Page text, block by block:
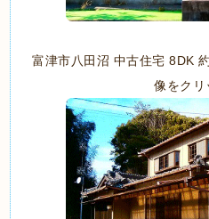
富津市八田沼 中古住宅 8DK
像をクリ